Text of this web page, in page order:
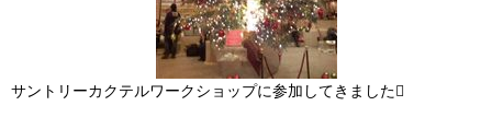
サントリーカクテルワークショップに参加してきました